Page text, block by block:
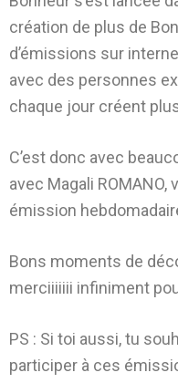
création de plus de
d’émissions sur
avec des personnes
chaque jour créent
C’est donc avec
avec Magali
émission
Bons moments de
merciiiiiii infiniment
PS : Si toi aussi, tu
participer à ces